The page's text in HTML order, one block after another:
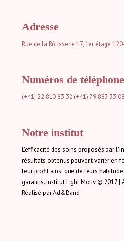
Adresse
Rue de la Rôtisserie 17, 1er étage
Numéros de téléphone
(+41) 22 810 83 32 (+41) 79 883 33 08
Notre institut
L'efficacité des soins proposés par
résultats obtenus peuvent varier en
leur profil ainsi que de leurs
garantis. Institut Light Motiv © 2017 |
Réalisé par Ad&Band